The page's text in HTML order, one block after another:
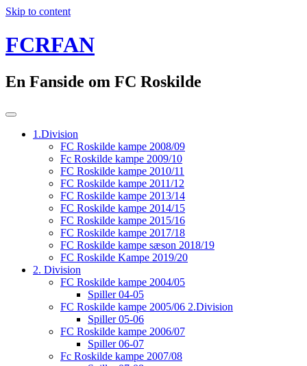
Skip to content
FCRFAN
En Fanside om FC Roskilde
1.Division
FC Roskilde kampe 2008/09
Fc Roskilde kampe 2009/10
FC Roskilde kampe 2010/11
FC Roskilde kampe 2011/12
FC Roskilde kampe 2013/14
FC Roskilde kampe 2014/15
FC Roskilde kampe 2015/16
FC Roskilde kampe 2017/18
FC Roskilde kampe sæson 2018/19
FC Roskilde Kampe 2019/20
2. Division
FC Roskilde kampe 2004/05
Spiller 04-05
FC Roskilde kampe 2005/06 2.Division
Spiller 05-06
FC Roskilde kampe 2006/07
Spiller 06-07
Fc Roskilde kampe 2007/08